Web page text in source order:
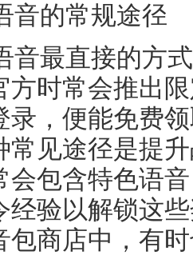
音的常规途径
音最直接的方
方时常会推出
录，便能免费
常见途径是提
会包含特色语
经验以解锁这
包商店中，有